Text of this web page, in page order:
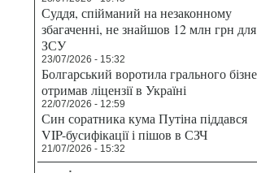
Суддя, спійманий на незаконному
збагаченні, не знайшов 12 млн грн для
ЗСУ
23/07/2026 - 15:32
Болгарський воротила грального
отримав ліцензії в Україні
22/07/2026 - 12:59
Син соратника кума Путіна піддався
VIP-бусифікації і пішов в СЗЧ
21/07/2026 - 15:32